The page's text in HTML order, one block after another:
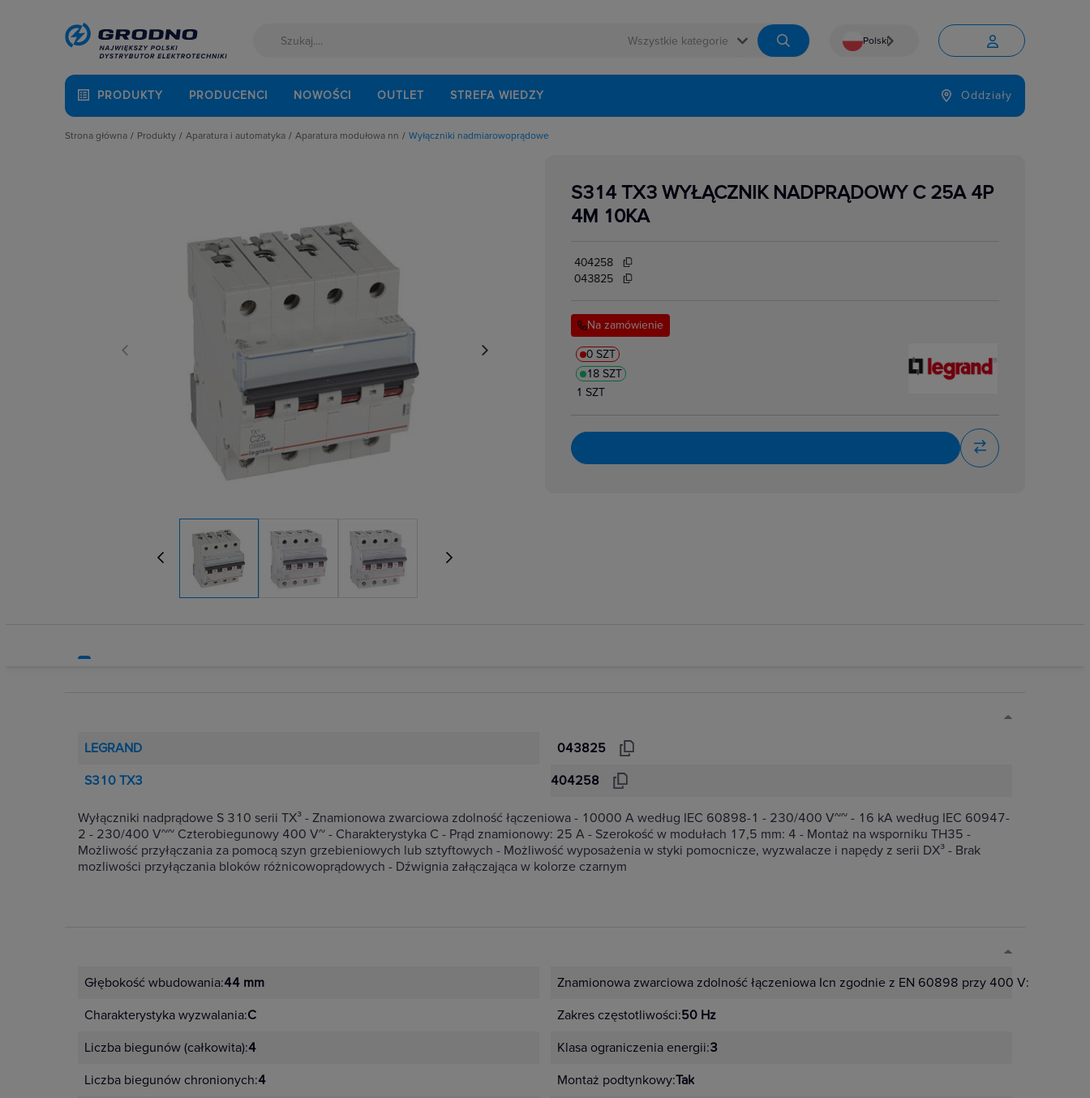
 Polski
Język

PRODUKTY PRODUCENCI NOWOŚCI OUTLET STREFA WIEDZY Oddziały
Strona główna
Produkty
Narzędzia i mierniki
Ochrona odgromowa
Odzież ochronna i BHP
Osprzęt siłowy, przenośny
Pompy ciepła
Systemy bezpieczeństwa
Systemy HVAC
Technika grzewcza
Technika instalacyjna
Aparatura i automatyka
Aparatura zasilająca
Automatyka przemysłowa
Czujniki i wyłączniki krańcowe
Elementy pasywne
Elementy sterowania i sygnalizacji
Przekaźniki
Rozłączniki i podstawy bezpiecznikowe
Sterownie i zabezpieczenie silników elektrycznych
Wyłączniki, rozłączniki
Aparatura modułowa nn
Podstawy bezpiecznikowe do wkładek cylindrycznych
Pozostałe akcesoria
Przekaźniki impulsowe
Przekaźniki instalacyjne
Regulatory temperatury
Rozłączniki bezpiecznikowe D0
Rozłączniki i przełączniki
Styczniki modułowe
Styki pomocnicze
Szyny łączeniowe widełkowe i sztyftowe
Transformatory dzwonkowe
Wkładki bezpiecznikowe cylindryczne
Wkładki bezpiecznikowe cylindryczne miniaturowe
Wyłączniki i bloki różnicowoprądowe
Wyłączniki nadmiarowoprądowe
Wyłączniki przeciwpożarowe
Wyłączniki różnicowoprądowe z członem nadprądowym
Wyłączniki selektywne
Wyłączniki nadmiarowoprądowe
S314 TX3 WYŁĄCZNIK NADPRĄDOWY C 25A 4P
4M 10KA
404258
043825
Na zamówienie
0 SZT
18 SZT
1 SZT
LEGRAND
043825
S310 TX3
404258
Wyłączniki nadprądowe S 310 serii TX³ - Znamionowa zwarciowa zdolność łączeniowa - 10000 A według IEC 60898-1 - 230/400 V~~ - 16 kA według IEC 60947-
2 - 230/400 V~~ Czterobiegunowy 400 V~ - Charakterystyka C - Prąd znamionowy: 25 A - Szerokość w modułach 17,5 mm: 4 - Montaż na wsporniku TH35 -
Możliwość przyłączania za pomocą szyn grzebieniowych lub sztyftowych - Możliwość wyposażenia w styki pomocnicze, wyzwalacze i napędy z serii DX³ - Brak
mozliwości przyłączania bloków różnicowoprądowych - Dźwignia załączająca w kolorze czarnym
Głębokość wbudowania:44 mm
Charakterystyka wyzwalania:C
Liczba biegunów (całkowita):4
Liczba biegunów chronionych:4
Znamionowa zwarciowa zdolność łączeniowa Icn zgodnie z EN 60898 przy 400 V:
10 kA
Zakres częstotliwości:50 Hz
Klasa ograniczenia energii:3
Montaż podtynkowy:Tak